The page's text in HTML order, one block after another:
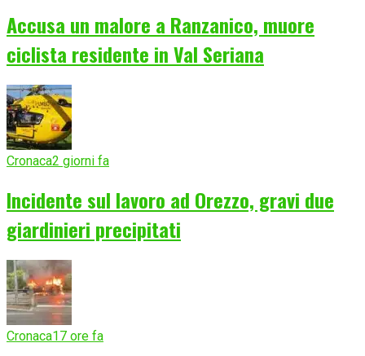
Accusa un malore a Ranzanico, muore
ciclista residente in Val Seriana
Cronaca2 giorni fa
Incidente sul lavoro ad Orezzo, gravi due
giardinieri precipitati
Cronaca17 ore fa